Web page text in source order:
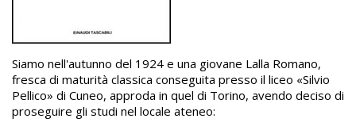
Siamo nell'autunno del 1924 e una giovane Lalla Romano,
fresca di maturità classica conseguita presso il liceo «Silvio
Pellico» di Cuneo, approda in quel di Torino, avendo deciso di
proseguire gli studi nel locale ateneo: